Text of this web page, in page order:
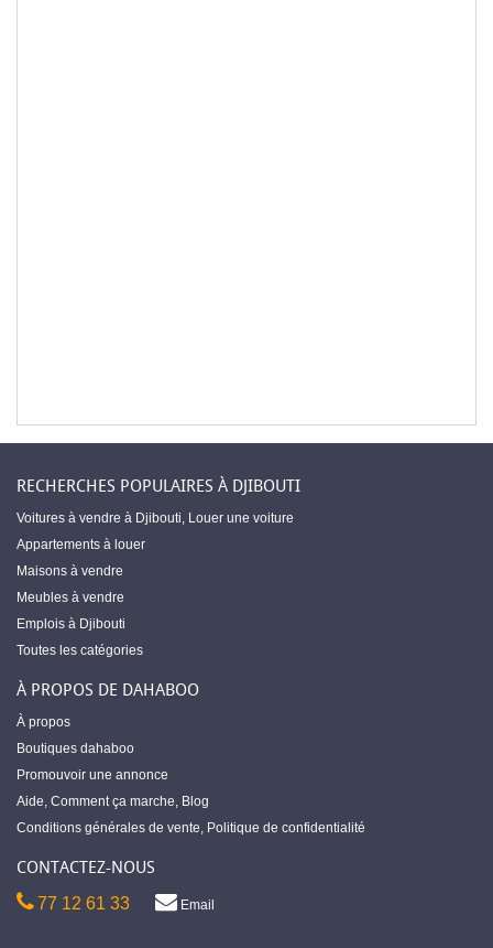
RECHERCHES POPULAIRES À DJIBOUTI
Voitures à vendre à Djibouti, Louer une voiture
Appartements à louer
Maisons à vendre
Meubles à vendre
Emplois à Djibouti
Toutes les catégories
À PROPOS DE DAHABOO
À propos
Boutiques dahaboo
Promouvoir une annonce
Aide, Comment ça marche, Blog
Conditions générales de vente, Politique de confidentialité
CONTACTEZ-NOUS
77 12 61 33 Email